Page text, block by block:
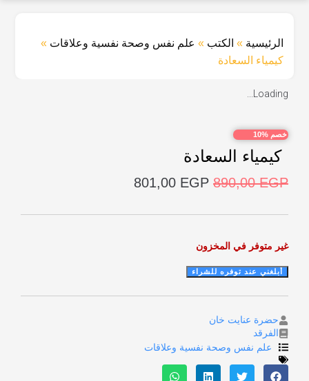
الرئيسية » الكتب » علم نفس وصحة نفسية وعلاقات »
كيمياء السعادة
Loading...
خصم %10
كيمياء السعادة
890,00EGP
801,00 EGP
غير متوفر في المخزون
حضرة عنايت خان
الفرقد
علم نفس وصحة نفسية وعلاقات